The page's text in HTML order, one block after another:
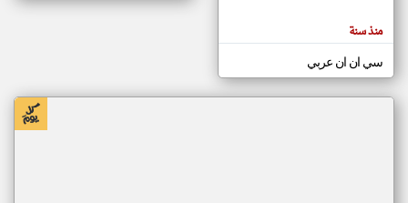
أهم اخبار موريتانيا العاجلة والمباشرة
منذ سنة
سي ان ان عربي